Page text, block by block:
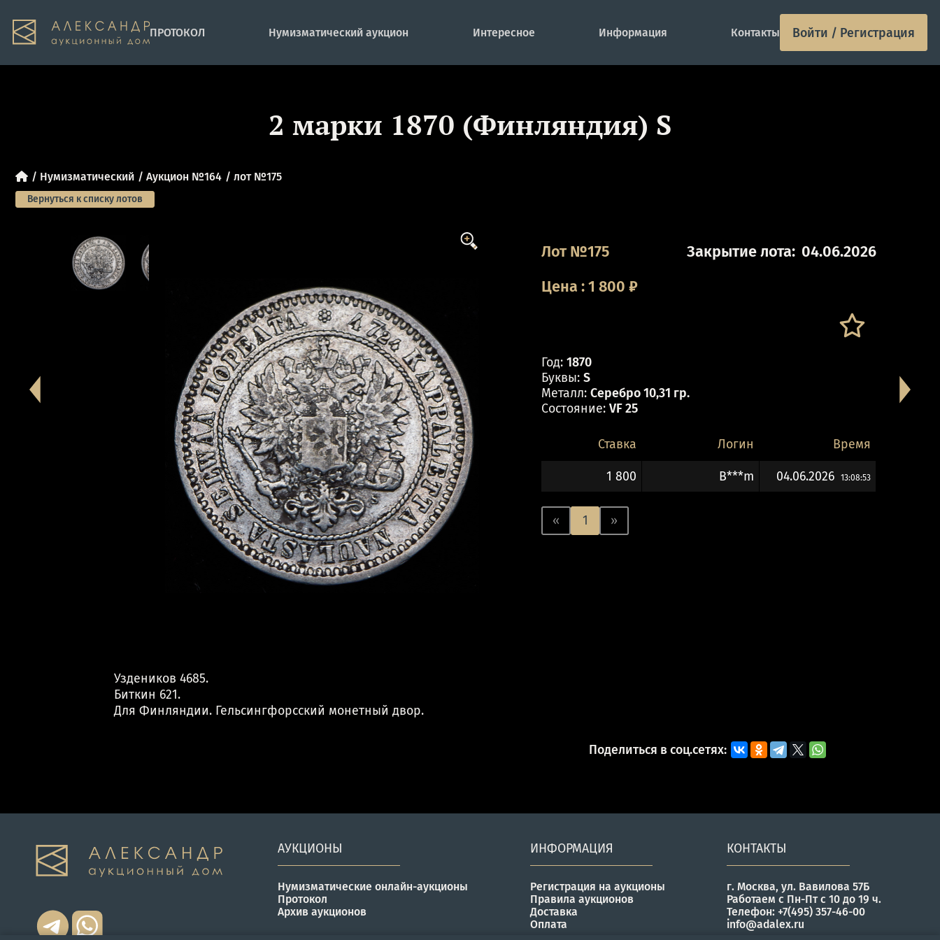
ПРОТОКОЛ Нумизматический аукцион Интересное Информация Контакты Войти / Регистрация
2 марки 1870 (Финляндия) S
Нумизматический Аукцион №164 лот №175
Вернуться к списку лотов
Лот №175 Закрытие лота: 04.06.2026
Цена:1 800 ₽
Год: 1870
Буквы: S
Металл: Серебро 10,31 гр.
Состояние: VF 25
Ставка Логин Время
1 800 B***m 04.06.2026 13:08:53
« 1 »
Уздеников 4685.
Биткин 621.
Для Финляндии. Гельсингфорсский монетный двор.
Поделиться в соц.сетях:
АУКЦИОНЫ
Нумизматические онлайн-аукционы
Протокол
Архив аукционов
ИНФОРМАЦИЯ
Регистрация на аукционы
Правила аукционов
Доставка
Оплата
КОНТАКТЫ
г. Москва, ул. Вавилова 57Б
Работаем с Пн-Пт с 10 до 19 ч.
Телефон: +7(495) 357-46-00
info@adalex.ru